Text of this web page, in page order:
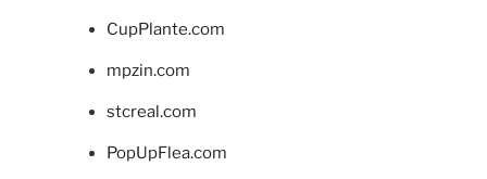
CupPlante.com
mpzin.com
stcreal.com
PopUpFlea.com